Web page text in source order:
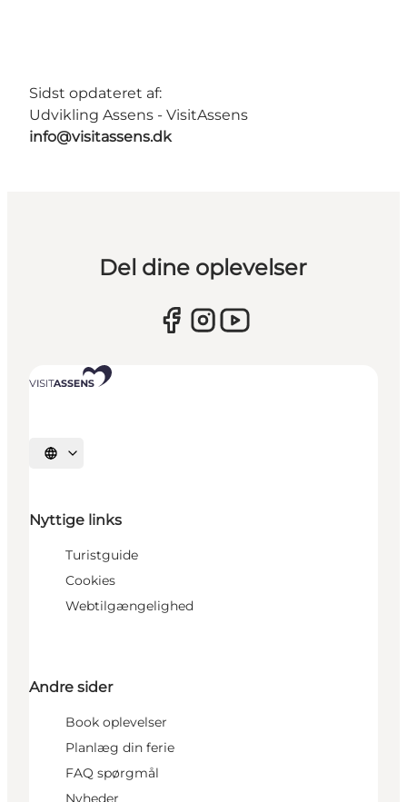
Sidst opdateret af:
Udvikling Assens - VisitAssens
info@visitassens.dk
Del dine oplevelser
Vælg sprog
Nyttige links
Turistguide
Cookies
Webtilgængelighed
Andre sider
Book oplevelser
Planlæg din ferie
FAQ spørgmål
Nyheder